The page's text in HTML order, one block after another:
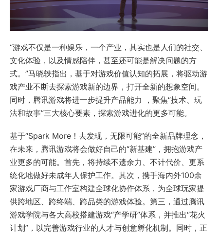
“游戏不仅是一种娱乐，一个产业，其实也是人们的社交、
文化体验，以及情感陪伴，甚至还可能是解决问题的方
式。”马晓轶指出，基于对游戏价值认知的拓展，将驱动游
戏产业不断去探索游戏新的边界，打开全新的想象空间。
同时，腾讯游戏将进一步提升产品能力 ，聚焦“技术、玩
法和故事”三大核心要素，探索游戏进化的更多可能。
基于“Spark More！去发现，无限可能”的全新品牌理念，
在未来，腾讯游戏将会做好自己的“新基建”，拥抱游戏产
业更多的可能。首先，将持续不遗余力、不计代价、更系
统化地做好未成年人保护工作。其次，携手海内外100余
家游戏厂商与工作室构建全球化协作体系，为全球玩家提
供跨地区、跨终端、跨品类的游戏体验。第三，通过腾讯
游戏学院与各大高校搭建游戏“产学研”体系，并推出“花火
计划”，以完善游戏行业的人才与创意孵化机制。同时，正